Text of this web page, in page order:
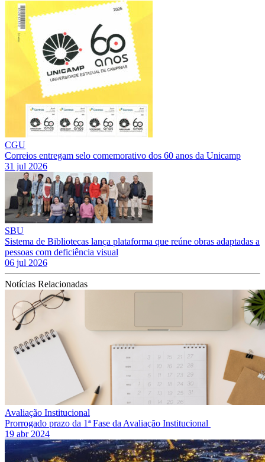
CGU
Correios entregam selo comemorativo dos 60 anos da Unicamp
31 jul 2026
SBU
Sistema de Bibliotecas lança plataforma que reúne obras adaptadas a
pessoas com deficiência visual
06 jul 2026
Notícias Relacionadas
Avaliação Institucional
Prorrogado prazo da 1ª Fase da Avaliação Institucional
19 abr 2024